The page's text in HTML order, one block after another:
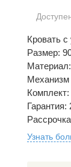
Кровать
Размер:
Механизм
Гарантия:
Узнать